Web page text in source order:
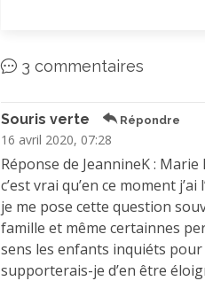
3 commentaires
Souris verte Répondre
16 avril 2020, 07:28
Réponse de JeannineK :
c’est vrai qu’en ce moment
je me pose cette question
famille et même certainnes
sens les enfants inquiéts pour
supporterais-je d’en être